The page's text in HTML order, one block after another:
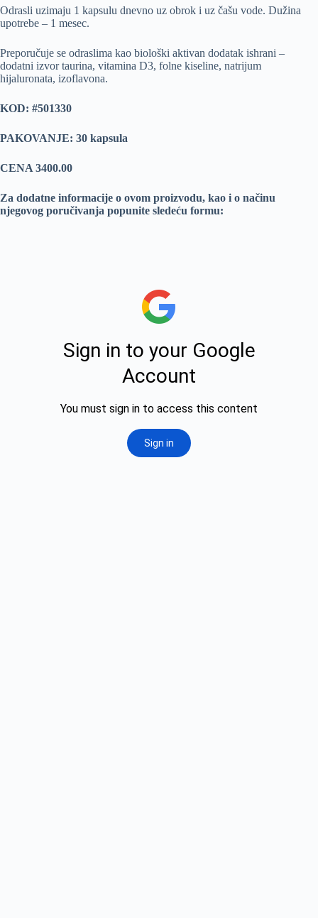
Odrasli uzimaju 1 kapsulu dnevno uz obrok i uz čašu vode. Dužina
upotrebe – 1 mesec.
Preporučuje se odraslima kao biološki aktivan dodatak ishrani –
dodatni izvor taurina, vitamina D3, folne kiseline, natrijum
hijaluronata, izoflavona.
KOD: #501330
PAKOVANJE: 30 kapsula
CENA 3400.00
Za dodatne informacije o ovom proizvodu, kao i o načinu
njegovog poručivanja popunite sledeću formu: